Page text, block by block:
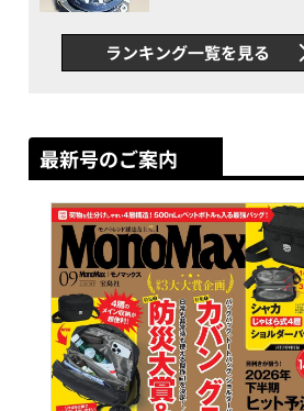
新ムーブメントの衝撃
ランキング一覧を見る
最新号のご案内